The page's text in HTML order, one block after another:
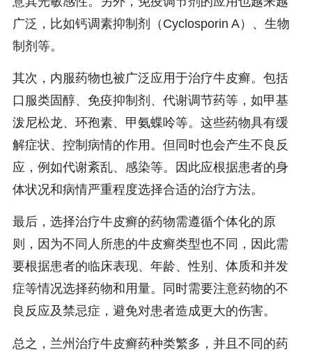
广泛，比如钙调素抑制剂（Cyclosporin A）、生物
制剂等。
其次，内服药物也被广泛应用于治疗牛皮癣。包括
口服类固醇、免疫抑制剂、代谢调节药等，如甲基
泼尼松龙、环孢素、甲氨蝶呤等。这些药物具有缓
解症状、控制病情的作用。但同时也会产生不良反
应，例如代谢紊乱、感染等。因此应根据患者的身
体状况和病情严重程度选择合适的治疗方法。
最后，选择治疗牛皮癣的药物需遵循个体化的原
则，因为不同人所患的牛皮癣类型也不同，因此需
要根据患者的临床表现、年龄、性别、体质和并发
症等情况选择药物和用量。同时需要注意药物的不
良反应及禁忌症，避免对患者造成更大的伤害。
总之，兰州治疗牛皮癣药种类繁多，并且不同的药